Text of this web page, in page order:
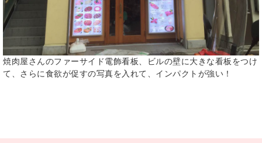
焼肉屋さんのファーサイド電飾看板、ビルの壁に大きな看板をつけ
て、さらに食欲が促すの写真を入れて、インパクトが強い！